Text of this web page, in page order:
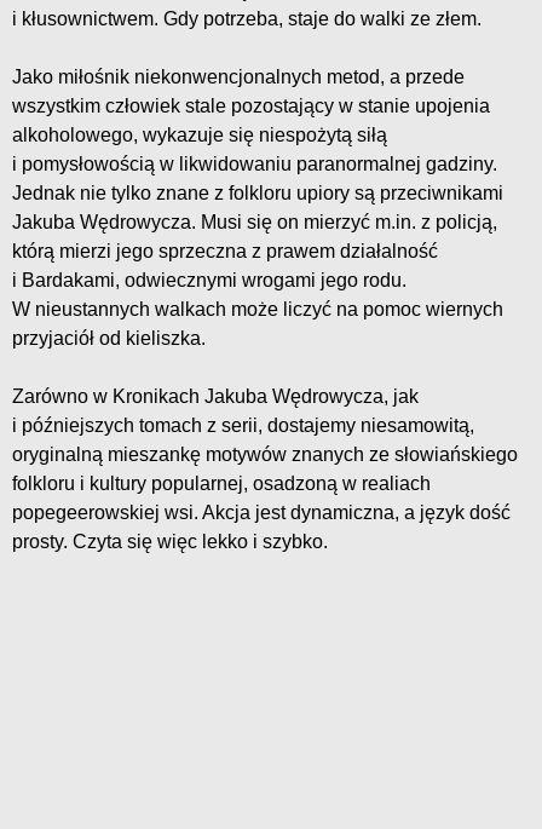
i kłusownictwem. Gdy potrzeba, staje do walki ze złem.
Jako miłośnik niekonwencjonalnych metod, a przede
wszystkim człowiek stale pozostający w stanie upojenia
alkoholowego, wykazuje się niespożytą siłą
i pomysłowością w likwidowaniu paranormalnej gadziny.
Jednak nie tylko znane z folkloru upiory są przeciwnikami
Jakuba Wędrowycza. Musi się on mierzyć m.in. z policją,
którą mierzi jego sprzeczna z prawem działalność
i Bardakami, odwiecznymi wrogami jego rodu.
W nieustannych walkach może liczyć na pomoc wiernych
przyjaciół od kieliszka.
Zarówno w Kronikach Jakuba Wędrowycza, jak
i późniejszych tomach z serii, dostajemy niesamowitą,
oryginalną mieszankę motywów znanych ze słowiańskiego
folkloru i kultury popularnej, osadzoną w realiach
popegeerowskiej wsi. Akcja jest dynamiczna, a język dość
prosty. Czyta się więc lekko i szybko.